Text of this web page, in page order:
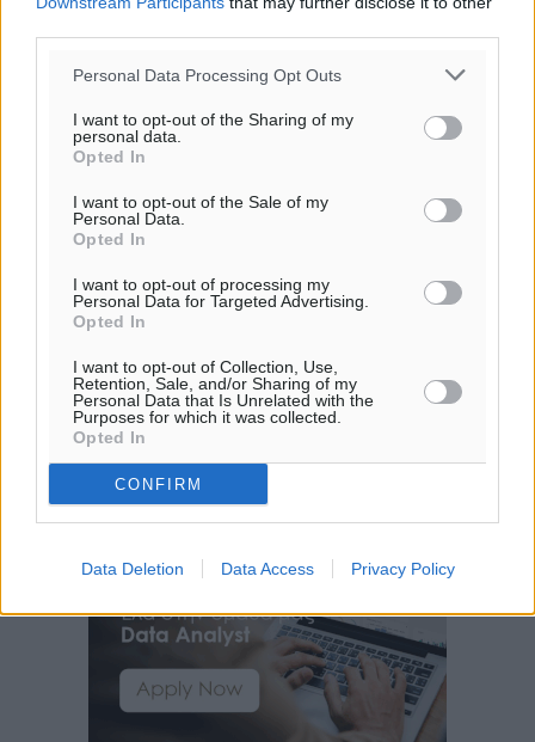
Personal Data Processing Opt Outs
I want to opt-out of the Sharing of my
personal data.
Opted In
I want to opt-out of the Sale of my
Personal Data.
Opted In
I want to opt-out of processing my
Personal Data for Targeted Advertising.
Opted In
I want to opt-out of Collection, Use,
Retention, Sale, and/or Sharing of my
Personal Data that Is Unrelated with the
Purposes for which it was collected.
Opted In
CONFIRM
Data Deletion Data Access Privacy Policy